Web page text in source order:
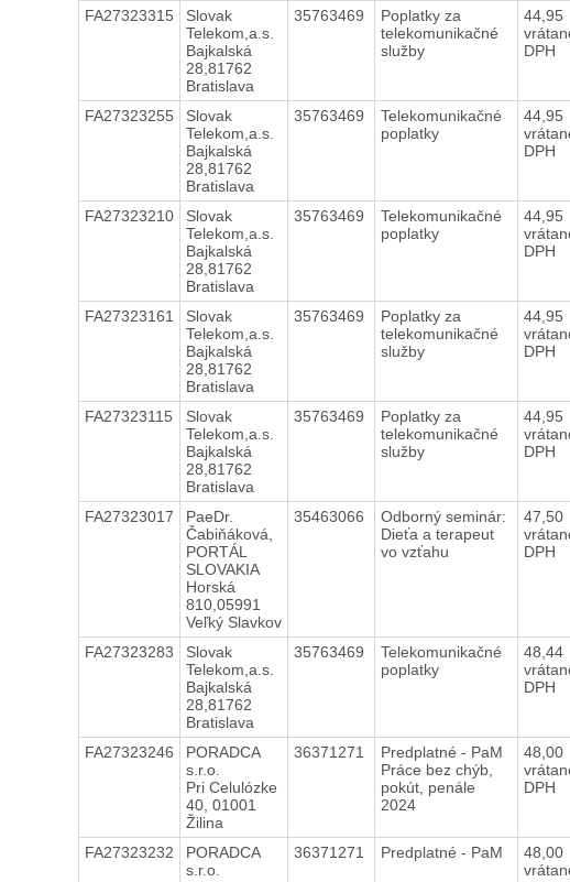
FA27323315
Slovak
Telekom,a.s.
Bajkalská
28,81762
Bratislava
35763469
Poplatky za
telekomunikačné
služby
44,95
DPH
FA27323255
Slovak
Telekom,a.s.
Bajkalská
28,81762
Bratislava
35763469
Telekomunikačné
poplatky
44,95
DPH
FA27323210
Slovak
Telekom,a.s.
Bajkalská
28,81762
Bratislava
35763469
Telekomunikačné
poplatky
44,95
DPH
FA27323161
Slovak
Telekom,a.s.
Bajkalská
28,81762
Bratislava
35763469
Poplatky za
telekomunikačné
služby
44,95
DPH
FA27323115
Slovak
Telekom,a.s.
Bajkalská
28,81762
Bratislava
35763469
Poplatky za
telekomunikačné
služby
44,95
DPH
FA27323017
PaeDr.
Čabiňáková,
PORTÁL
SLOVAKIA
Horská
810,05991
Veľký Slavkov
35463066
Odborný seminár:
Dieťa a terapeut
vo vzťahu
47,50
DPH
FA27323283
Slovak
Telekom,a.s.
Bajkalská
28,81762
Bratislava
35763469
Telekomunikačné
poplatky
48,44
DPH
FA27323246
PORADCA
s.r.o.
Pri Celulózke
40, 01001
Žilina
36371271
Predplatné - PaM
Práce bez chýb,
pokút, penále
2024
48,00
DPH
FA27323232
PORADCA
s.r.o.
36371271 Predplatné - PaM
48,00